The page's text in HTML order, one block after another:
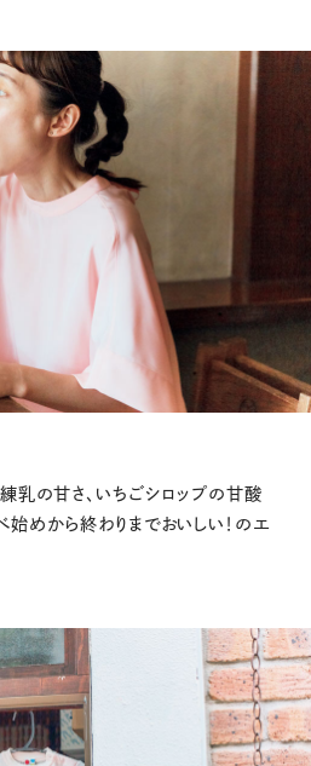
乳の甘さ、いちごシロップの甘酸
めから終わりまでおいしい！のエ